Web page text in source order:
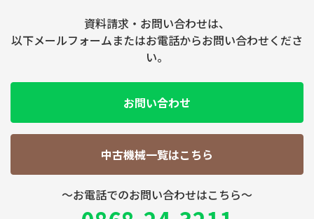
資料請求・お問い合わせは、
以下メールフォームまたはお電話からお問い合わせくださ
い。
お問い合わせ
中古機械一覧はこちら
～お電話でのお問い合わせはこちら～